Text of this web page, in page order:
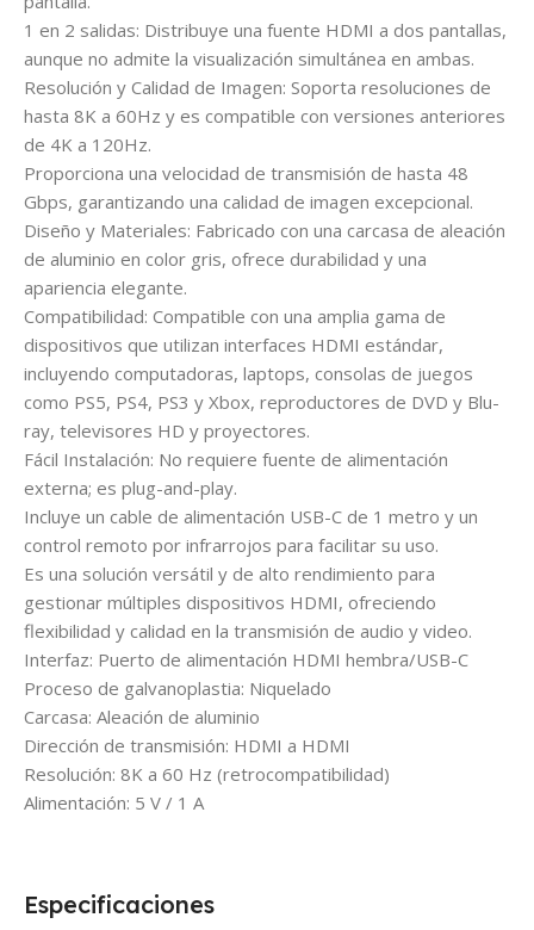
1 en 2 salidas: Distribuye una fuente HDMI a dos pantallas,
aunque no admite la visualización simultánea en ambas.
Resolución y Calidad de Imagen: Soporta resoluciones de
hasta 8K a 60Hz y es compatible con versiones anteriores
de 4K a 120Hz.
Proporciona una velocidad de transmisión de hasta 48
Gbps, garantizando una calidad de imagen excepcional.
Diseño y Materiales: Fabricado con una carcasa de aleación
de aluminio en color gris, ofrece durabilidad y una
apariencia elegante.
Compatibilidad: Compatible con una amplia gama de
dispositivos que utilizan interfaces HDMI estándar,
incluyendo computadoras, laptops, consolas de juegos
como PS5, PS4, PS3 y Xbox, reproductores de DVD y Blu-
ray, televisores HD y proyectores.
Fácil Instalación: No requiere fuente de alimentación
externa; es plug-and-play.
Incluye un cable de alimentación USB-C de 1 metro y un
control remoto por infrarrojos para facilitar su uso.
Es una solución versátil y de alto rendimiento para
gestionar múltiples dispositivos HDMI, ofreciendo
flexibilidad y calidad en la transmisión de audio y video.
Interfaz: Puerto de alimentación HDMI hembra/USB-C
Proceso de galvanoplastia: Niquelado
Carcasa: Aleación de aluminio
Dirección de transmisión: HDMI a HDMI
Resolución: 8K a 60 Hz (retrocompatibilidad)
Alimentación: 5 V / 1 A
Especificaciones